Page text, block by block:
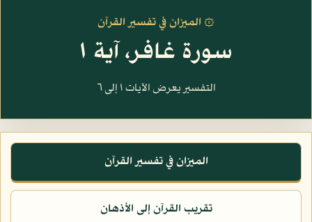
۞ الميزان في تفسير القرآن
سورة غافر، آية ١
التفسير يعرض الآيات ١ إلى ٦
الميزان في تفسير القرآن
تقريب القرآن إلى الأذهان